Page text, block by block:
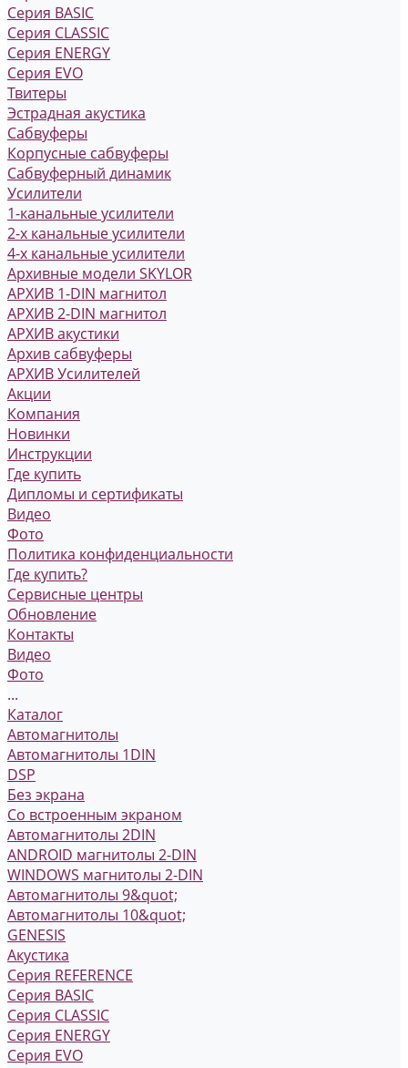
Серия BASIC
Серия CLASSIC
Серия ENERGY
Серия EVO
Твитеры
Эстрадная акустика
Сабвуферы
Корпусные сабвуферы
Сабвуферный динамик
Усилители
1-канальные усилители
2-х канальные усилители
4-х канальные усилители
Архивные модели SKYLOR
АРХИВ 1-DIN магнитол
АРХИВ 2-DIN магнитол
АРХИВ акустики
Архив сабвуферы
АРХИВ Усилителей
Акции
Компания
Новинки
Инструкции
Где купить
Дипломы и сертификаты
Видео
Фото
Политика конфиденциальности
Где купить?
Сервисные центры
Обновление
Контакты
Видео
Фото
...
Каталог
Автомагнитолы
Автомагнитолы 1DIN
DSP
Без экрана
Со встроенным экраном
Автомагнитолы 2DIN
ANDROID магнитолы 2-DIN
WINDOWS магнитолы 2-DIN
Автомагнитолы 9&quot;
Автомагнитолы 10&quot;
GENESIS
Акустика
Серия REFERENCE
Серия BASIC
Серия CLASSIC
Серия ENERGY
Серия EVO